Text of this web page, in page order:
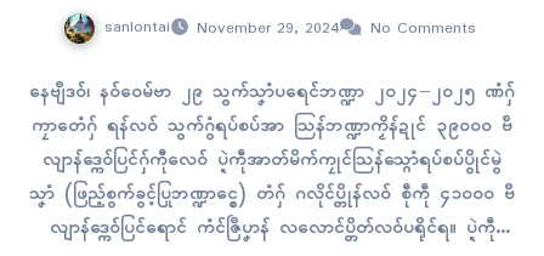
sanlontai November 29, 2024 No Comments
နေဗျဳဒဝ်၊ နဝ်ဝေမ်ဗာ ၂၉ သွက်သၞာံပရေၚ်ဘဏ္ဍာ ၂၀၂၄−၂၀၂၅ ဏံဂှ်
ကၠာတေံဂှ် ရန်လဝ် သွက်ဂွံရပ်စပ်အာ သြန်ဘဏ္ဍာကၟိန်ဍုၚ် ၃၉၀၀၀ ဗဳ
လျာန်ဒ္ကေဝ်ပြၚ်ဂှ်ကီုလေဝ် ပ္ဍဲကဵုအာတ်မိက်ကၠုၚ်သြန်သ္ဂောံရပ်စပ်ပွိုၚ်မွဲ
သၞာံ (ဖြည့်စွက်ခွင့်ပြုဘဏ္ဍာၚွေ) တံဂှ် ဂလိုၚ်ပ္တိုန်လဝ် စဵုကဵု ၄၁၀၀၀ ဗဳ
လျာန်ဒ္ကေဝ်ပြၚ်ရောၚ် ကံၚ်ဇြဳပၞာန် လလောၚ်ပ္တိတ်လဝ်ပရိုၚ်ရ။ ပ္ဍဲကဵု